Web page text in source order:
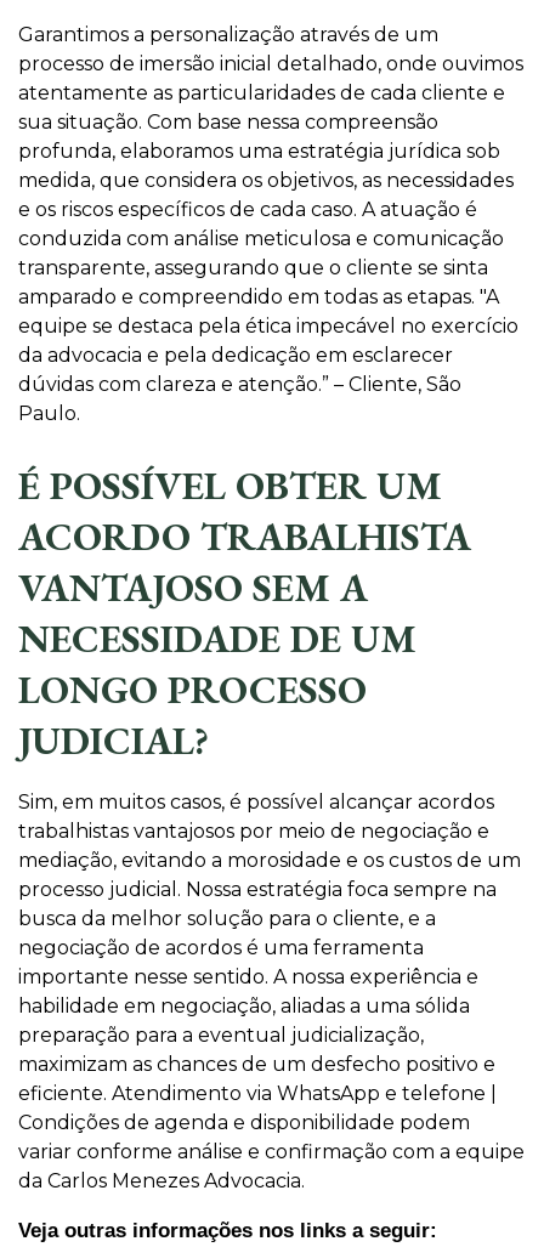
Garantimos a personalização através de um
processo de imersão inicial detalhado, onde ouvimos
atentamente as particularidades de cada cliente e
sua situação. Com base nessa compreensão
profunda, elaboramos uma estratégia jurídica sob
medida, que considera os objetivos, as necessidades
e os riscos específicos de cada caso. A atuação é
conduzida com análise meticulosa e comunicação
transparente, assegurando que o cliente se sinta
amparado e compreendido em todas as etapas. "A
equipe se destaca pela ética impecável no exercício
da advocacia e pela dedicação em esclarecer
dúvidas com clareza e atenção.” – Cliente, São
Paulo.
É POSSÍVEL OBTER UM
ACORDO TRABALHISTA
VANTAJOSO SEM A
NECESSIDADE DE UM
LONGO PROCESSO
JUDICIAL?
Sim, em muitos casos, é possível alcançar acordos
trabalhistas vantajosos por meio de negociação e
mediação, evitando a morosidade e os custos de um
processo judicial. Nossa estratégia foca sempre na
busca da melhor solução para o cliente, e a
negociação de acordos é uma ferramenta
importante nesse sentido. A nossa experiência e
habilidade em negociação, aliadas a uma sólida
preparação para a eventual judicialização,
maximizam as chances de um desfecho positivo e
eficiente. Atendimento via WhatsApp e telefone |
Condições de agenda e disponibilidade podem
variar conforme análise e confirmação com a equipe
da Carlos Menezes Advocacia.
Veja outras informações nos links a seguir: